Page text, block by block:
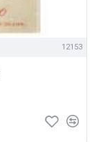
12153